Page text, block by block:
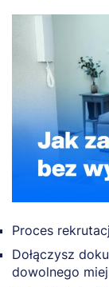
Proces
Dołączysz
dowolnego